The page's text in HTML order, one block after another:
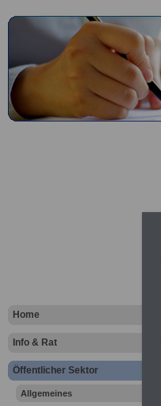
Home
Info & Rat
Öffentlicher Sektor
Allgemeines